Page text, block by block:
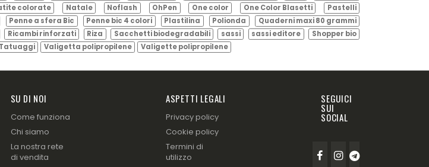
colorate Natale Noflash OhPen One color One Color Blasetti
Pastelli
Penne a sfera Bic Penne bic 4 colori Plastilina Polionda
Quaderni maxi 80 grammi
Ricambi rinforzati Riza Sacchetti biodegradabili sassi sassi editore
Shopper bio
Tatuaggi Valigetta polipropilene Valigette polipropilene
SU DI NOI
Come funziona
Chi siamo
La nostra rete
di vendita
ASPETTI LEGALI
Privacy policy
Cookie policy
Termini di
utilizzo
SEGUICI
SUI
SOCIAL